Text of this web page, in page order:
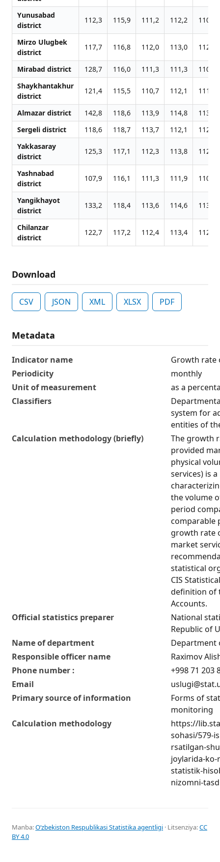
Yunusabad
district
112,3 115,9 111,2 112,2 110,8
Mirzo Ulugbek
district
117,7 116,8 112,0 113,0 112,0
Mirabad district 128,7 116,0 111,3 111,3
110,4
Shaykhantakhur
district
121,4 115,5 110,7 112,1 111,1
Almazar district 142,8 118,6 113,9 114,8
113,8
Sergeli district
118,6 118,7 113,7 112,1
112,3
Yakkasaray
district
125,3 117,1 112,3 113,8 112,8
Yashnabad
district
107,9 116,1 111,3 111,9 110,9
Yangikhayot
district
133,2 118,4 113,6 114,6 113,6
Chilanzar
district
122,7 117,2 112,4 113,4 112,4
Download
CSV JSON XML XLSX PDF
Metadata
Indicator name
Growth rate
Periodicity
monthly
Unit of measurement
as a
Classifiers
system for
entities of
Calculation methodology (briefly)
The growth
provided
physical
services) is
the volume
period
comparable
growth rate
market
statistical
CIS
definition of
Accounts.
Official statistics preparer
National
Republic of
Name of department
Department
Responsible officer name
Raximov
Phone number :
+998 71 203
Email
Primary source of information
Forms of
monitoring
Calculation methodology
https://
sohasi/579-
rsatilgan-
joylarida-
statistik-
nizomni-
Manba:Oʻzbekiston Respublikasi Statistika agentligi · Litsenziya:CC
BY 4.0